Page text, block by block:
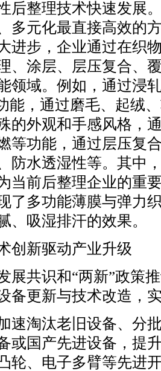
整理技术快速发展。
多元化最直接高效的
进步，企业通过在织
、涂层、层压复合、
领域。例如，通过浸
能，通过磨毛、起绒
的外观和手感风格，
等功能，通过层压复
防水透湿性等。其中
当前后整理企业的重
了多功能薄膜与弹力
、吸湿排汗的效果。
新驱动产业升级
共识和“两新”政策推
备更新与技术改造，
淘汰老旧设备、分批
或国产先进设备，提
轮、电子多臂等先进